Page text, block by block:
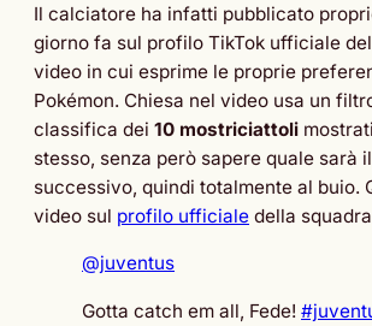
Il calciatore ha infatti pubblicato
giorno fa sul profilo TikTok ufficiale
video in cui esprime le proprie
Pokémon. Chiesa nel video usa un
classifica dei 10 mostriciattoli
stesso, senza però sapere quale sarà
successivo, quindi totalmente al buio.
video sul profilo ufficiale della
@juventus
Gotta catch em all, Fede!